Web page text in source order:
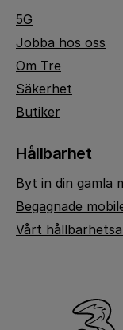
5G
Jobba hos oss
Om Tre
Säkerhet
Butiker
Hållbarhet
Byt in din gamla
Begagnade
Vårt